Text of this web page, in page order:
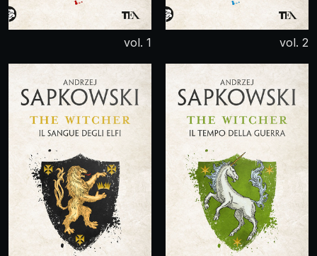
Il guardiano degli
innocenti
vol. 1 La spada del destino
vol. 2